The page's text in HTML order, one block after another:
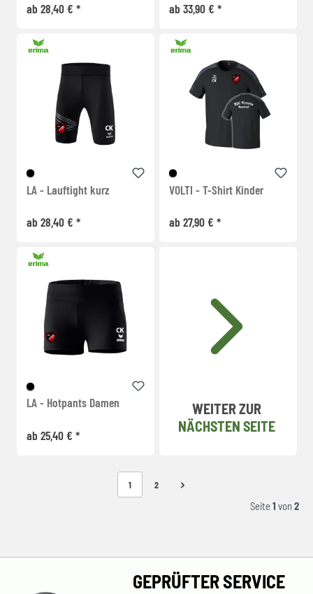
ab 28,40 € *
ab 33,90 € *
LA - Lauftight kurz
ab 28,40 € *
VOLTI - T-Shirt Kinder
ab 27,90 € *
LA - Hotpants Damen
ab 25,40 € *
WEITER ZUR
NÄCHSTEN SEITE
1 2
Seite1 von2
GEPRÜFTER SERVICE